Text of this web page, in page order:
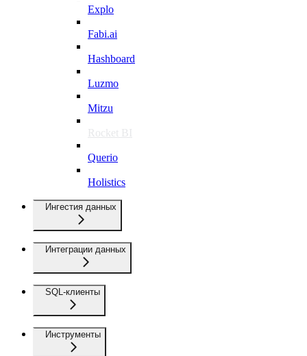
Explo
Fabi.ai
Hashboard
Luzmo
Mitzu
Rocket BI
Querio
Holistics
Ингестия данных
Интеграции данных
SQL-клиенты
Инструменты